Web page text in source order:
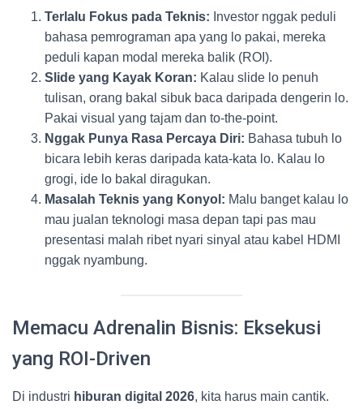
Terlalu Fokus pada Teknis: Investor nggak peduli
bahasa pemrograman apa yang lo pakai, mereka
peduli kapan modal mereka balik (ROI).
Slide yang Kayak Koran: Kalau slide lo penuh
tulisan, orang bakal sibuk baca daripada dengerin lo.
Pakai visual yang tajam dan to-the-point.
Nggak Punya Rasa Percaya Diri: Bahasa tubuh lo
bicara lebih keras daripada kata-kata lo. Kalau lo
grogi, ide lo bakal diragukan.
Masalah Teknis yang Konyol: Malu banget kalau lo
mau jualan teknologi masa depan tapi pas mau
presentasi malah ribet nyari sinyal atau kabel HDMI
nggak nyambung.
Memacu Adrenalin Bisnis: Eksekusi
yang ROI-Driven
Di industri hiburan digital 2026, kita harus main cantik.